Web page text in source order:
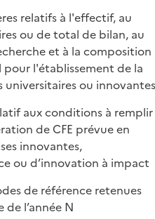
relatifs à l'effectif, au
ou de total de bilan, au
et à la composition
l'établissement de la
universitaires ou innovantes
aux conditions à remplir
de CFE prévue en
innovantes,
ou d’innovation à impact
de référence retenues
l’année N